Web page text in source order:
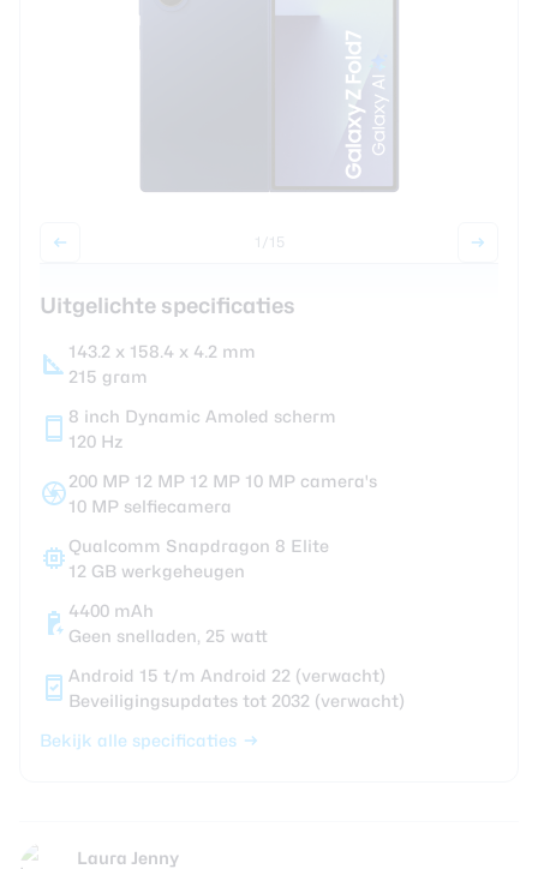
1 /15
Uitgelichte specificaties
143.2 x 158.4 x 4.2 mm
215 gram
8 inch Dynamic Amoled scherm
120 Hz
200 MP 12 MP 12 MP 10 MP camera's
10 MP selfiecamera
Qualcomm Snapdragon 8 Elite
12 GB werkgeheugen
4400 mAh
Geen snelladen, 25 watt
Android 15 t/m Android 22 (verwacht)
Beveiligingsupdates tot 2032 (verwacht)
Bekijk alle specificaties
Laura Jenny
Login